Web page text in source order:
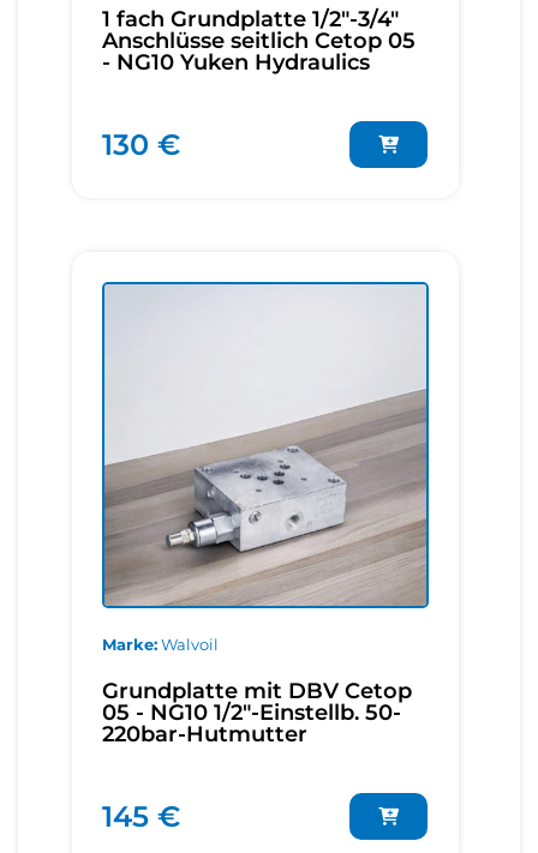
1 fach Grundplatte 1/2"-3/4"
Anschlüsse seitlich Cetop 05
- NG10 Yuken Hydraulics
130 €
Marke Walvoil
Grundplatte mit DBV Cetop
05 - NG10 1/2"-Einstellb. 50-
220bar-Hutmutter
145 €